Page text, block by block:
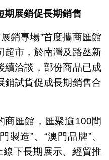
期展銷促長期銷售
展銷專場”首度攜商匯館
超市，於南灣及路氹新
續洽談，部份商品已成
銷試貨促成長期銷售合
商匯館，匯聚逾100間
製造”、“澳門品牌”、
線下長期展示、經貿推